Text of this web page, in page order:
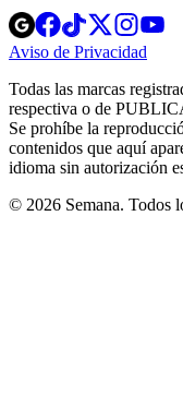
Opens
in
new
Opens
in
new
Opens
in
new
window
Opens
new
Aviso de Privacidad
new
Todas las marcas
respectiva o de
Se prohíbe la
contenidos que aquí
idioma sin autorización
© 2026 Semana. Todos